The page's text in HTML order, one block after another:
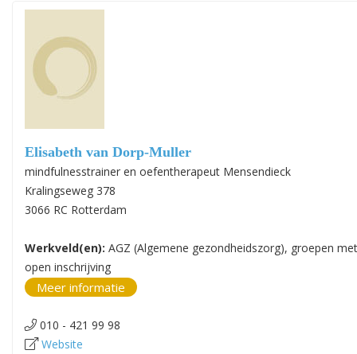
Elisabeth van Dorp-Muller
mindfulnesstrainer en oefentherapeut Mensendieck
Kralingseweg 378
3066 RC Rotterdam
Werkveld(en): AGZ (Algemene gezondheidszorg), groepen met
open inschrijving
Meer informatie
010 - 421 99 98
Website